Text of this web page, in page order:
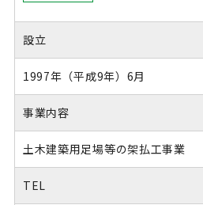
設立
1997年（平成9年）6月
事業内容
土木建築用足場等の架払工事業
TEL